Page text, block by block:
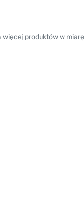
więcej produktów w miarę